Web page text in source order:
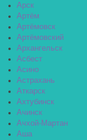
Арск
Артём
Артёмовск
Артёмовский
Архангельск
Асбест
Асино
Астрахань
Аткарск
Ахтубинск
Ачинск
Ачхой-Мартан
Аша